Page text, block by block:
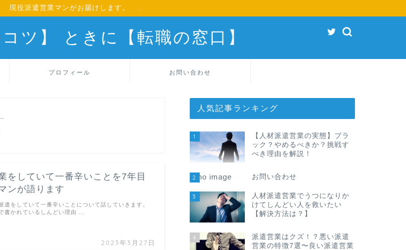
現役派遣営業マンがお届けします。
コツ】 ときに【転職の窓口】
プロフィール お問い合わせ
をしていて一番辛いことを7年目
ンが語ります
2023年3月27日
遣をしていて一番辛いことについて話していきます。
書かれているしんどい理由 …
人気記事ランキング
1
【人材派遣営業の実態】ブラ
ック？やめるべきか？挑戦す
べき理由を解説！
2 お問い合わせ
3
人材派遣営業でうつになりか
けてしんどい人を救いたい
【解決方法は？】
4
派遣営業はクズ！？悪い派遣
営業の特徴7選〜良い派遣営業